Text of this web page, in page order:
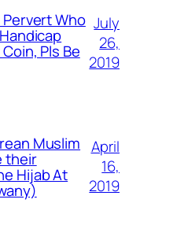
Pervert Who
Pls Be
July
26,
2019
Muslim
their
Hijab At
April
16,
2019